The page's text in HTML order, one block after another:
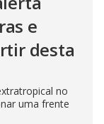
e
desta
no
uma frente